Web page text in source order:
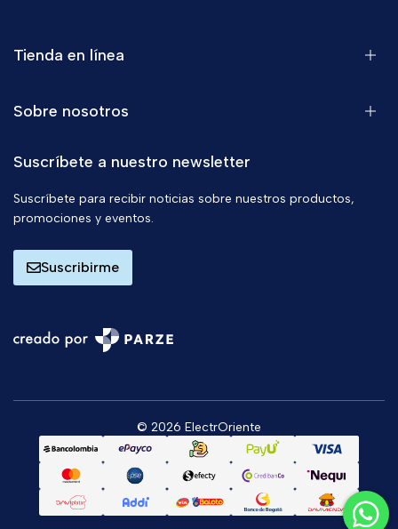
Tienda en línea
Sobre nosotros
Suscríbete a nuestro newsletter
Suscríbete para recibir noticias sobre nuestros productos,
promociones y eventos.
Suscribirme
© 2026 ElectrOriente